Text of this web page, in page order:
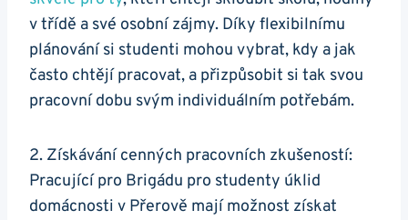
v třídě a své osobní zájmy. Díky flexibilnímu
plánování si studenti mohou vybrat, kdy a jak
často chtějí pracovat, a přizpůsobit si tak svou
pracovní dobu svým individuálním potřebám.
2. Získávání cenných pracovních zkušeností:
Pracující pro Brigádu pro studenty úklid
domácnosti v Přerově mají možnost získat